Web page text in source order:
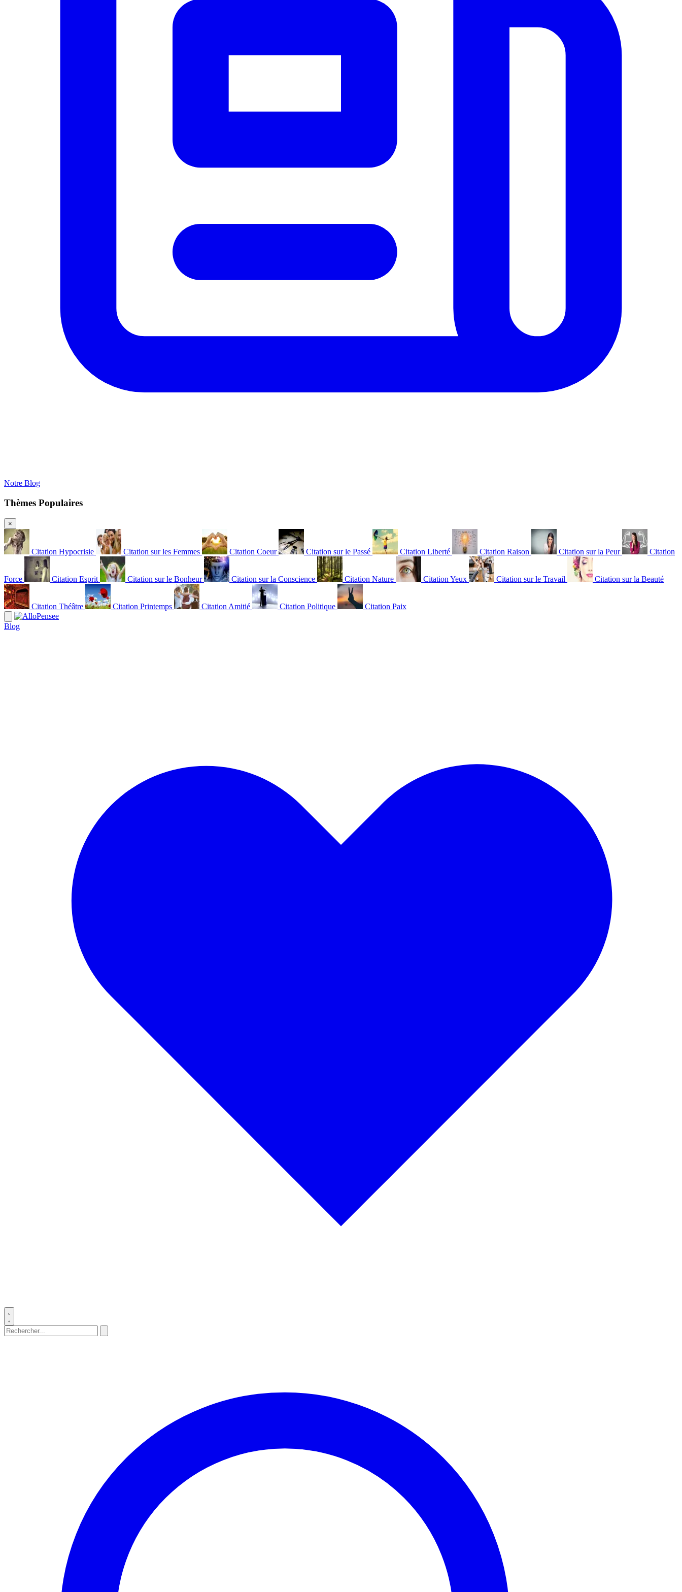
Notre Blog
Thèmes Populaires
×
Citation Hypocrisie Citation sur les Femmes Citation Coeur Citation sur le Passé Citation Liberté Citation Raison Citation sur la Peur Citation
Force Citation Esprit Citation sur le Bonheur Citation sur la Conscience Citation Nature Citation Yeux Citation sur le Travail Citation sur la Beauté
Citation Théâtre Citation Printemps Citation Amitié Citation Politique Citation Paix
Blog